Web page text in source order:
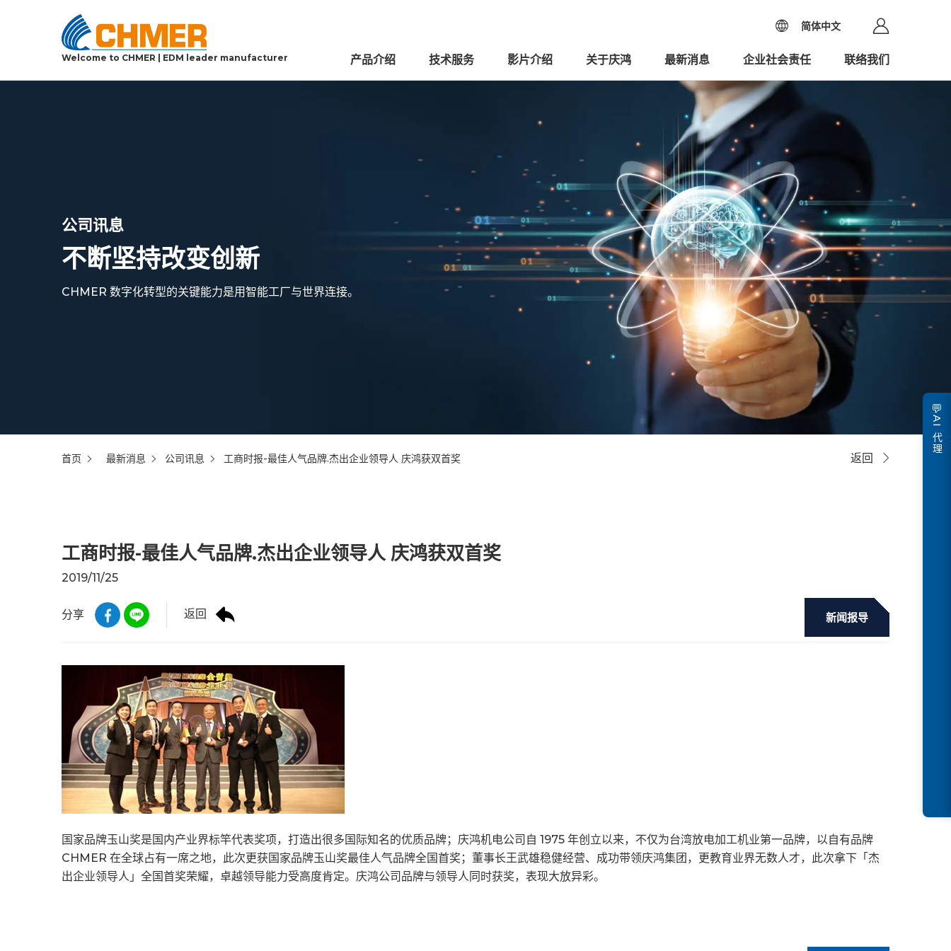
Welcome to CHMER | EDM leader manufacturer
简体中文
产品介绍 技术服务 影片介绍 关于庆鸿 最新消息 企业社会责任 联络我们
公司讯息
不断坚持改变创新
CHMER 数字化转型的关键能力是用智能工厂与世界连接。
首页 最新消息 公司讯息 工商时报-最佳人气品牌.杰出企业领导人 庆鸿获双首奖 返回
工商时报-最佳人气品牌.杰出企业领导人 庆鸿获双首奖
2019/11/25
分享 返回 新闻报导
国家品牌玉山奖是国内产业界标竿代表奖项，打造出很多国际知名的优质品牌；庆鸿机电公司自 1975 年创立以来，不仅为台湾放电加工机业第一品牌，以自有品牌
CHMER 在全球占有一席之地，此次更获国家品牌玉山奖最佳人气品牌全国首奖；董事长王武雄稳健经营、成功带领庆鸿集团，更教育业界无数人才，此次拿下「杰
出企业领导人」全国首奖荣耀，卓越领导能力受高度肯定。庆鸿公司品牌与领导人同时获奖，表现大放异彩。
💬
AI 代理